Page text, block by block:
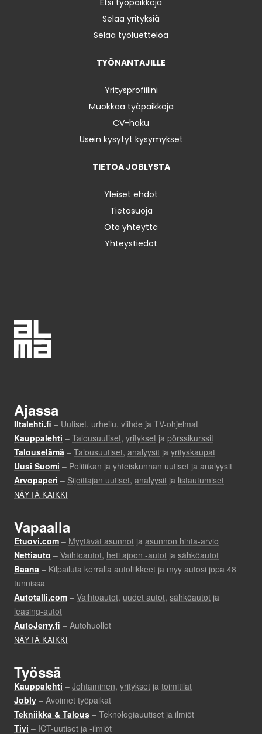
Etsi työpaikkoja
Selaa yrityksiä
Selaa työluetteloa
TYÖNANTAJILLE
Yritysprofiilini
Muokkaa työpaikkoja
CV-haku
Usein kysytyt kysymykset
TIETOA JOBLYSTA
Yleiset ehdot
Tietosuoja
Ota yhteyttä
Yhteystiedot